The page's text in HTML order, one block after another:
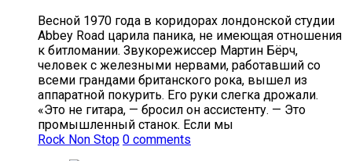
Весной 1970 года в коридорах лондонской студии
Abbey Road царила паника, не имеющая отношения
к битломании. Звукорежиссер Мартин Бёрч,
человек с железными нервами, работавший со
всеми грандами британского рока, вышел из
аппаратной покурить. Его руки слегка дрожали.
«Это не гитара, — бросил он ассистенту. — Это
промышленный станок. Если мы
Rock Non Stop 0 comments